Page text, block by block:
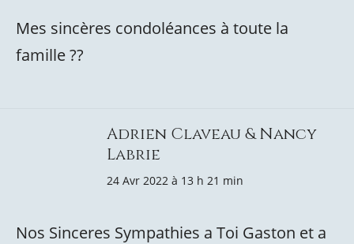
Mes sincères condoléances à toute la
famille ??
Adrien Claveau & Nancy
Labrie
24 Avr 2022 à 13 h 21 min
Nos Sinceres Sympathies a Toi Gaston et a